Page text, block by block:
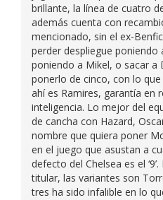
brillante, la línea de cuatro
además cuenta con
mencionado, sin el ex-
perder despliegue
poniendo a Mikel, o sacar a
ponerlo de cinco, con lo
ahí es Ramires, garantía en
inteligencia. Lo mejor del
de cancha con Hazard,
nombre que quiera poner
en el juego que asustan a
defecto del Chelsea es el
titular, las variantes son
tres ha sido infalible en lo